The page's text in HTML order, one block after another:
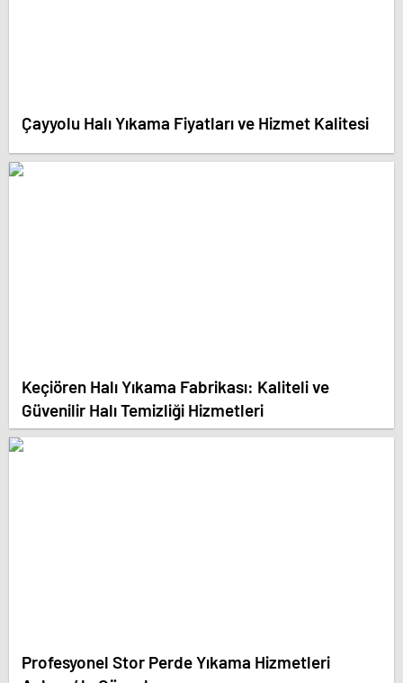
Çayyolu Halı Yıkama Fiyatları ve Hizmet Kalitesi
Keçiören Halı Yıkama Fabrikası: Kaliteli ve
Güvenilir Halı Temizliği Hizmetleri
Profesyonel Stor Perde Yıkama Hizmetleri